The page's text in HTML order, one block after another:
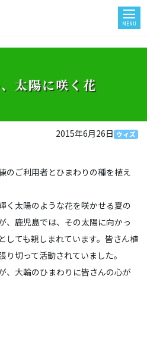
MENU
太陽に咲く花
2015年6月26日 ウィズ
のご利用者とひまわりの種を植え
く太陽のような花を咲かせる夏の
、鹿児島では、その太陽に向かっ
しても親しまれています。皆さん植
切って活動されていました。
、大輪のひまわりに皆さんの心が